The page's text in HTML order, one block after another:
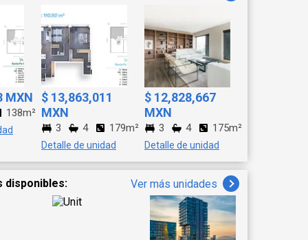
UN AMPLIO CLOSET.
SEGUNDO BAÑO
ADEMAS CON
PUEDEN VENDERSE
MXN
138m²
$ 13,863,011
MXN
3 4 179m²
Detalle de unidad
$ 12,828,667
MXN
3 4 175m²
Detalle de unidad
disponibles: Ver más unidades